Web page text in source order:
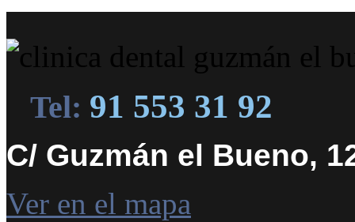
Tel: 91 553 31 92
C/ Guzmán el Bueno,
Ver en el mapa